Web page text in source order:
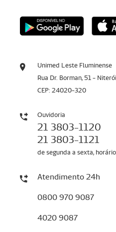
Unimed Leste Fluminense
Rua Dr. Borman, 51 -
CEP: 24020-320
Ouvidoria
21 3803-1120
21 3803-1121
de segunda a sexta,
Atendimento 24h
0800 970 9087
4020 9087